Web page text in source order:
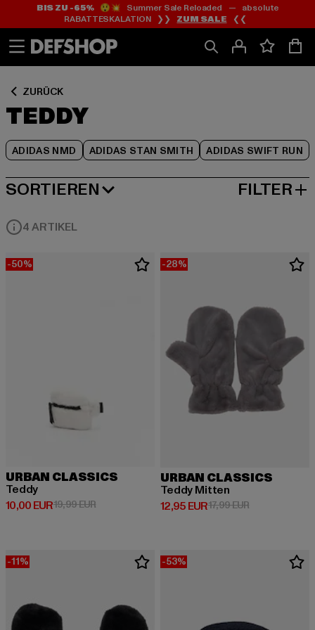
Zum
Inhalt
springen
Zum
Fußzeile
springen
BIS ZU -65%😲💥 Summer Sale Reloaded — absolute
RABATTESKALATION ❯❯ ZUM SALE ❮❮
ZURÜCK
TEDDY
ADIDAS NMD ADIDAS STAN SMITH ADIDAS SWIFT RUN
Zum
Produktraster
springen
SORTIEREN
BELIEBTESTE FILTER
4 ARTIKEL
-50%
URBAN CLASSICS
Teddy
10,00 EUR
Derzeitiger Preis: 10,00 EUR
19,99 EURAktionspreis: 19,99 EUR
-28%
URBAN CLASSICS
Teddy Mitten
12,95 EUR
Derzeitiger Preis: 12,95 EUR
17,99 EURAktionspreis:
-11% -53%